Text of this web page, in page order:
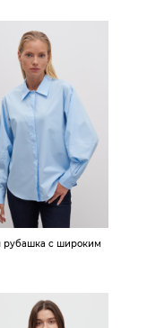
рубашка с широким